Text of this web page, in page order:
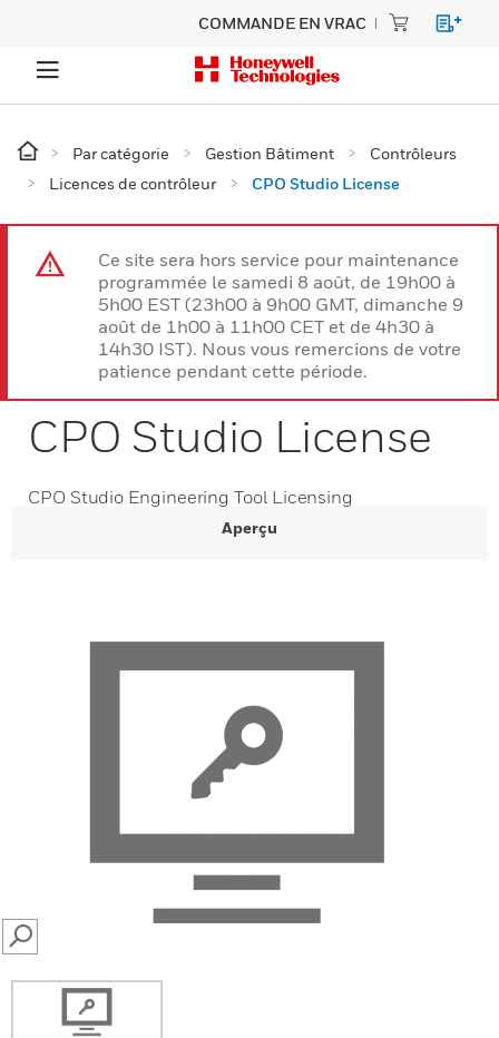
COMMANDE EN VRAC
Par catégorie Gestion Bâtiment
Contrôleurs
Licences de contrôleur
CPO Studio License
Ce site sera hors service pour maintenance
programmée le samedi 8 août, de 19h00 à
5h00 EST (23h00 à 9h00 GMT, dimanche 9
août de 1h00 à 11h00 CET et de 4h30 à
14h30 IST). Nous vous remercions de votre
patience pendant cette période.
CPO Studio License
CPO Studio Engineering Tool Licensing
Aperçu
SEARCH